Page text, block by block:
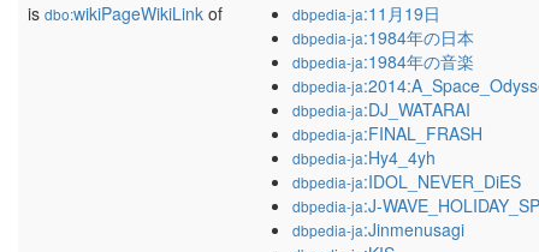
is dbo:wikiPageWikiLink of dbpedia-ja:11月19日
dbpedia-ja:1984年の日本
dbpedia-ja:1984年の音楽
dbpedia-ja
dbpedia-ja:DJ_WATARAI
dbpedia-ja:FINAL_FRASH
dbpedia-ja:Hy4_4yh
dbpedia-ja:IDOL_NEVER_DiES
dbpedia-ja:J-
dbpedia-ja:Jinmenusagi